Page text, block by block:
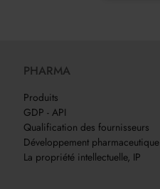
PHARMA
Produits
GDP - API
Qualification des fournisseurs
Développement pharmaceutique
La propriété intellectuelle, IP